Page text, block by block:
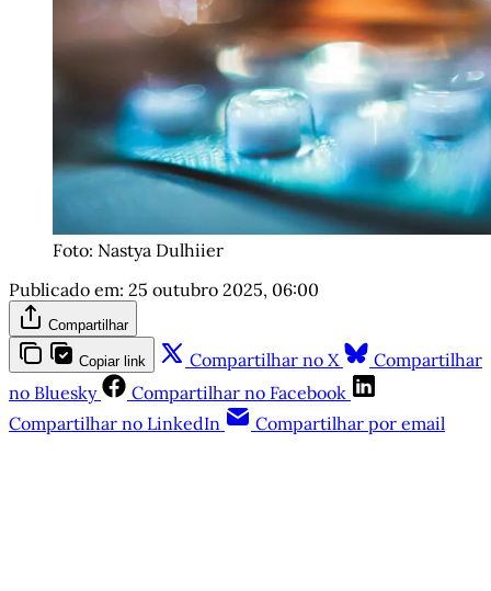
Foto: Nastya Dulhiier
Publicado em: 25 outubro 2025, 06:00
Compartilhar
Copiar link Compartilhar no X
Compartilhar
no Bluesky
Compartilhar no Facebook
Compartilhar no LinkedIn
Compartilhar por email